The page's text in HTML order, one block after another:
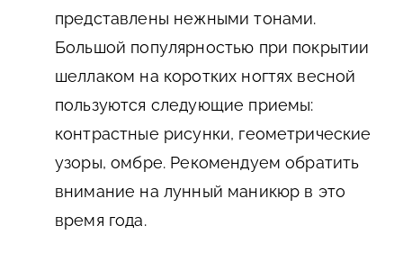
представлены нежными тонами.
Большой популярностью при покрытии
шеллаком на коротких ногтях весной
пользуются следующие приемы:
контрастные рисунки, геометрические
узоры, омбре. Рекомендуем обратить
внимание на лунный маникюр в это
время года.